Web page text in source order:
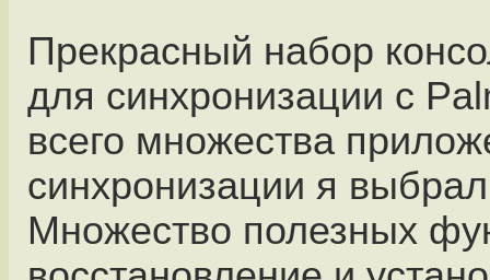
Прекрасный набор
для синхронизации с
всего множества
синхронизации я
Множество полезных